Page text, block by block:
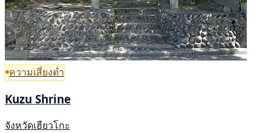
ความเสี่ยงต่ำ
Kuzu Shrine
จังหวัดเฮียวโกะ